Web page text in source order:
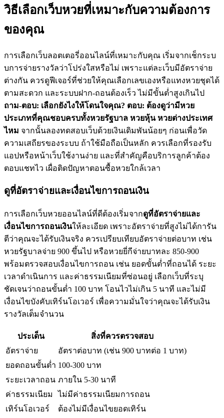
วิธีเลือกเว็บหวยที่เหมาะกับความต้องการ
ของคุณ
การเลือกเว็บลอตเตอรี่ออนไลน์ที่เหมาะกับคุณ เริ่มจากเช็กระบ
บการจ่ายรางวัลว่าโปร่งใสหรือไม่ เพราะแต่ละเว็บมีอัตราจ่าย
ต่างกัน ควรดูฟีเจอร์ที่ช่วยให้คุณเลือกเลขเองหรือแทงหวยชุดได้
ตามสะดวก และระบบฝาก-ถอนต้องเร็ว ไม่มีขั้นต่ำสูงเกินไป
ถาม-ตอบ: เลือกยังไงให้โดนใจคุณ? ตอบ: ต้องดูว่ามีหวย
ประเภทที่คุณชอบครบทั้งหวยรัฐบาล หวยหุ้น หวยต่างประเทศ
ไหม จากนั้นลองทดสอบเว็บด้วยเงินเดิมพันน้อยๆ ก่อนเพื่อวัด
ความเสถียรของระบบ ถ้าใช้มือถือเป็นหลัก ควรเลือกที่รองรับ
แอปหรือหน้าเว็บใช้งานง่าย และที่สำคัญคือบริการลูกค้าต้อง
ตอบแชทไว เผื่อติดปัญหาตอนซื้อหวยใกล้เวลา
ดูที่อัตราจ่ายและเงื่อนไขการถอนเงิน
การเลือกเว็บหวยออนไลน์ที่ดีต้องเริ่มจากดูที่อัตราจ่ายและ
เงื่อนไขการถอนเงินให้ละเอียด เพราะอัตราจ่ายที่สูงไม่ได้การัน
ตีว่าคุณจะได้รับเงินจริง ควรเปรียบเทียบอัตราจ่ายต่อบาท เช่น
หวยรัฐบาลจ่าย 900 ขึ้นไป หรือหวยยี่กีจ่ายบาทละ 850-900
พร้อมตรวจสอบเงื่อนไขการถอน เช่น ยอดขั้นต่ำที่ถอนได้ ระยะ
เวลาดำเนินการ และค่าธรรมเนียมที่ซ่อนอยู่ เลือกเว็บที่ระบุ
ชัดเจนว่าถอนขั้นต่ำ 100 บาท โอนไวไม่เกิน 5 นาที และไม่มี
เงื่อนไขบังคับเทิร์นโอเวอร์ เพื่อความมั่นใจว่าคุณจะได้รับเงิน
รางวัลเต็มจำนวน
ประเด็น
สิ่งที่ควรตรวจสอบ
อัตราจ่าย
อัตราต่อบาท (เช่น 900 บาทต่อ 1 บาท)
ยอดถอนขั้นต่ำ 100-300 บาท
ระยะเวลาถอน ภายใน 5-30 นาที
ค่าธรรมเนียม
ไม่มีค่าธรรมเนียมการถอน
เทิร์นโอเวอร์
ต้องไม่มีเงื่อนไขยอดเทิร์น